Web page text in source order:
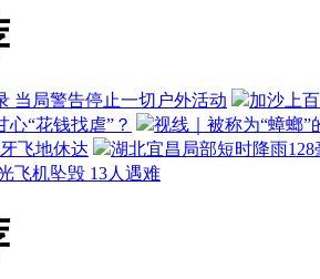
当局警告停止一切户外活动
加沙上
“花钱找虐”？
视线｜被称为“蟑螂
飞地休达
湖北宜昌局部短时降雨
飞机坠毁 13人遇难